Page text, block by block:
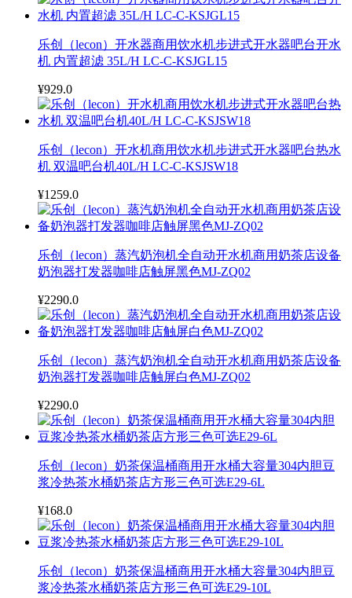
乐创（lecon）开水器商用饮水机步进式开水器吧台开水
机 内置超滤 35L/H LC-C-KSJGL15
¥929.0
乐创（lecon）开水机商用饮水机步进式开水器吧台热水
机 双温吧台机40L/H LC-C-KSJSW18
¥1259.0
乐创（lecon）蒸汽奶泡机全自动开水机商用奶茶店设备
奶泡器打发器咖啡店触屏黑色MJ-ZQ02
¥2290.0
乐创（lecon）蒸汽奶泡机全自动开水机商用奶茶店设备
奶泡器打发器咖啡店触屏白色MJ-ZQ02
¥2290.0
乐创（lecon）奶茶保温桶商用开水桶大容量304内胆豆
浆冷热茶水桶奶茶店方形三色可选E29-6L
¥168.0
乐创（lecon）奶茶保温桶商用开水桶大容量304内胆豆
浆冷热茶水桶奶茶店方形三色可选E29-10L